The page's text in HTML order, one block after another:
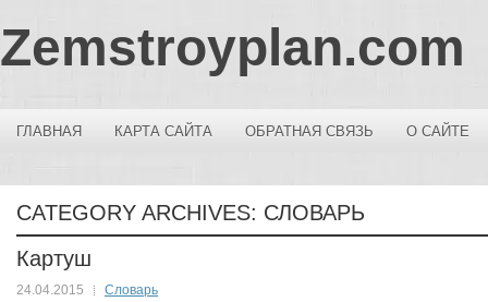
Zemstroyplan.com
ГЛАВНАЯ КАРТА САЙТА ОБРАТНАЯ СВЯЗЬ О САЙТЕ
CATEGORY ARCHIVES: СЛОВАРЬ
Картуш
24.04.2015 Словарь